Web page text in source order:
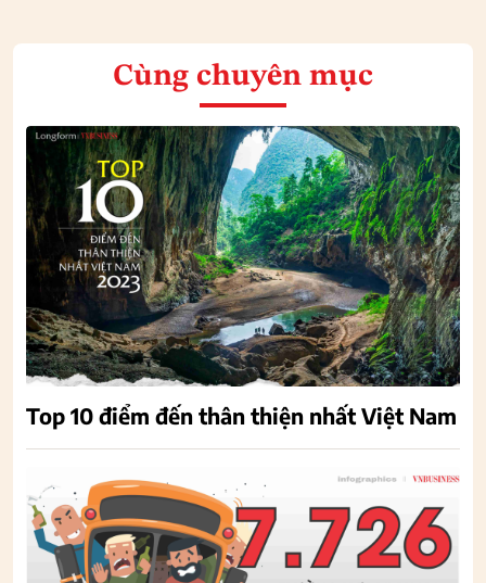
Cùng chuyên mục
Top 10 điểm đến thân thiện nhất Việt Nam